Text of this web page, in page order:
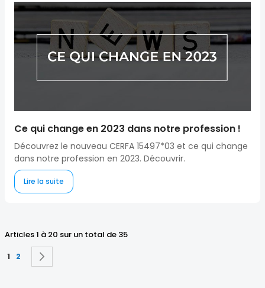
Ce qui change en 2023 dans notre profession !
Découvrez le nouveau CERFA 15497*03 et ce qui change
dans notre profession en 2023. Découvrir.
Lire la suite
Articles 1 à 20 sur un total de 35
Page
Vous lisez actuellement la page
1 Page
2